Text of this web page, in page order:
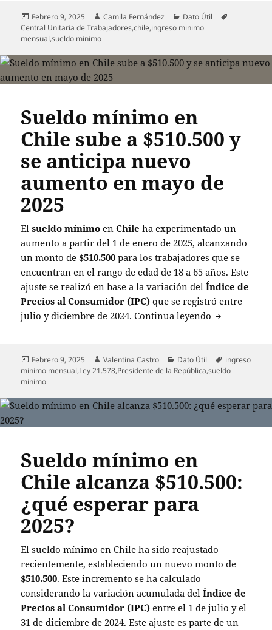
Publicado
el
Febrero 9, 2025 Autor
Camila Fernández Categorías
Dato Útil
Central Unitaria de Trabajadores,chile,ingreso minimo
mensual,sueldo minimo
Sueldo mínimo en
Chile sube a $510.500 y
se anticipa nuevo
aumento en mayo de
2025
Elsueldo mínimo enChile ha experimentado un
aumento a partir del 1 de enero de 2025, alcanzando
un monto de$510.500 para los trabajadores que se
encuentran en el rango de edad de 18 a 65 años. Este
ajuste se realizó en base a la variación delÍndice de
Precios al Consumidor (IPC) que se registró entre
julio y diciembre de 2024.Continua leyendo Sueldo
Publicado
el
Febrero 9, 2025 Autor
Valentina Castro Categorías
Dato Útil Etiquetas
ingreso
minimo mensual,Ley 21.578,Presidente de la República,sueldo
minimo
Sueldo mínimo en
Chile alcanza $510.500:
¿qué esperar para
2025?
El sueldo mínimo en Chile ha sido reajustado
recientemente, estableciendo un nuevo monto de
$510.500. Este incremento se ha calculado
considerando la variación acumulada delÍndice de
Precios al Consumidor (IPC) entre el 1 de julio y el
31 de diciembre de 2024. Este ajuste es parte de un